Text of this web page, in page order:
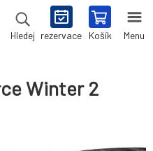
Hledej rezervace Košík Menu
Winter 2